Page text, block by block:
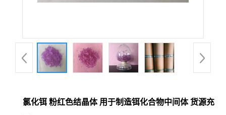
氯化铒 粉红色结晶体 用于制造铒化合物中间体 货源充